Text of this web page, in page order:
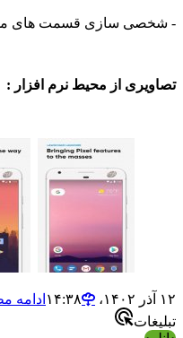
سازی قسمت های مختلف
از محیط نرم افزار :
ادامه مطلب